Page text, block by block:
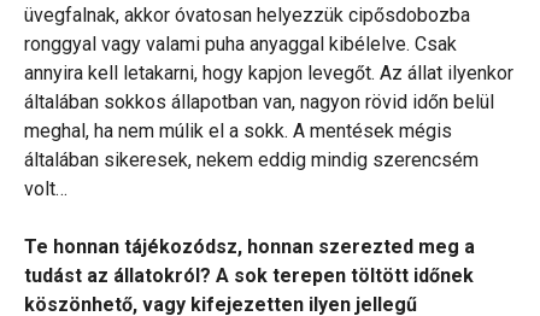
üvegfalnak, akkor óvatosan helyezzük cipősdobozba
ronggyal vagy valami puha anyaggal kibélelve. Csak
annyira kell letakarni, hogy kapjon levegőt. Az állat ilyenkor
általában sokkos állapotban van, nagyon rövid időn belül
meghal, ha nem múlik el a sokk. A mentések mégis
általában sikeresek, nekem eddig mindig szerencsém
volt…
Te honnan tájékozódsz, honnan szerezted meg a
tudást az állatokról? A sok terepen töltött időnek
köszönhető, vagy kifejezetten ilyen jellegű